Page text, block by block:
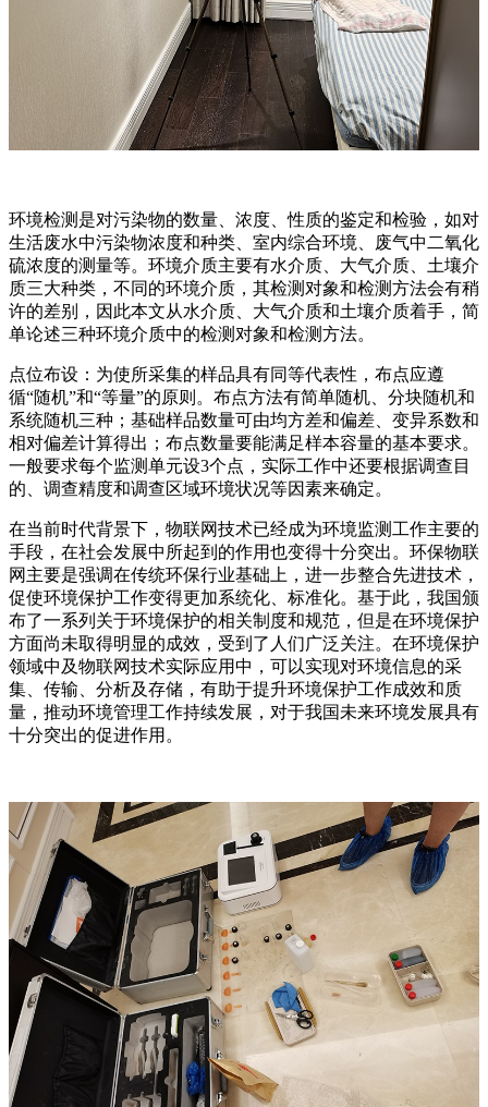
环境检测是对污染物的数量、浓度、性质的鉴定和检验，如对
生活废水中污染物浓度和种类、室内综合环境、废气中二氧化
硫浓度的测量等。环境介质主要有水介质、大气介质、土壤介
质三大种类，不同的环境介质，其检测对象和检测方法会有稍
许的差别，因此本文从水介质、大气介质和土壤介质着手，简
单论述三种环境介质中的检测对象和检测方法。
点位布设：为使所采集的样品具有同等代表性，布点应遵
循“随机”和“等量”的原则。布点方法有简单随机、分块随机和
系统随机三种；基础样品数量可由均方差和偏差、变异系数和
相对偏差计算得出；布点数量要能满足样本容量的基本要求。
一般要求每个监测单元设3个点，实际工作中还要根据调查目
的、调查精度和调查区域环境状况等因素来确定。
在当前时代背景下，物联网技术已经成为环境监测工作主要的
手段，在社会发展中所起到的作用也变得十分突出。环保物联
网主要是强调在传统环保行业基础上，进一步整合先进技术，
促使环境保护工作变得更加系统化、标准化。基于此，我国颁
布了一系列关于环境保护的相关制度和规范，但是在环境保护
方面尚未取得明显的成效，受到了人们广泛关注。在环境保护
领域中及物联网技术实际应用中，可以实现对环境信息的采
集、传输、分析及存储，有助于提升环境保护工作成效和质
量，推动环境管理工作持续发展，对于我国未来环境发展具有
十分突出的促进作用。